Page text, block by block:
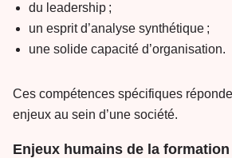
du leadership ;
un esprit d’analyse synthétique ;
une solide capacité d’organisation.
Ces compétences spécifiques
enjeux au sein d’une société.
Enjeux humains de la formation